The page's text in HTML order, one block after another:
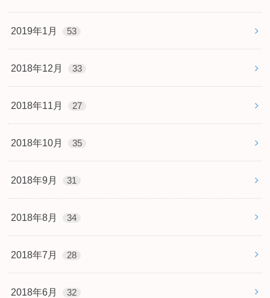
2019年1月 53
2018年12月 33
2018年11月 27
2018年10月 35
2018年9月 31
2018年8月 34
2018年7月 28
2018年6月 32